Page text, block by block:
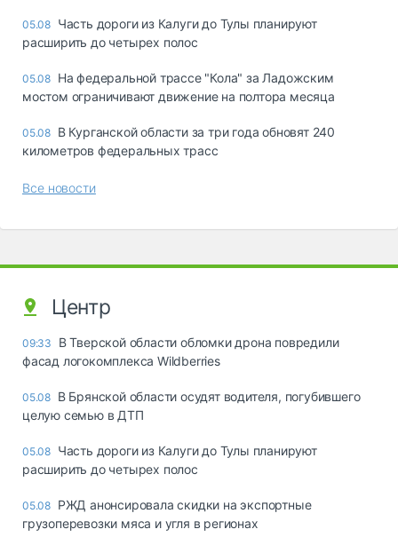
05.08 Часть дороги из Калуги до Тулы планируют
расширить до четырех полос
05.08 На федеральной трассе "Кола" за Ладожским
мостом ограничивают движение на полтора месяца
05.08 В Курганской области за три года обновят 240
километров федеральных трасс
Все новости
Центр
09:33
В Тверской области обломки дрона повредили
фасад логокомплекса Wildberries
05.08 В Брянской области осудят водителя, погубившего
целую семью в ДТП
05.08 Часть дороги из Калуги до Тулы планируют
расширить до четырех полос
05.08 РЖД анонсировала скидки на экспортные
грузоперевозки мяса и угля в регионах